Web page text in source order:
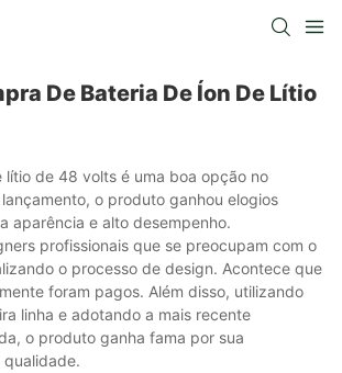
De Bateria De Íon De Lítio
lítio de 48 volts é uma boa opção no
o produto ganhou elogios
aparência e alto desempenho.
profissionais que se preocupam com o
o processo de design. Acontece que
foram pagos. Além disso, utilizando
linha e adotando a mais recente
o produto ganha fama por sua